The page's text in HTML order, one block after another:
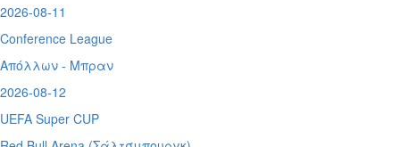
2026-08-11
Conference League
Απόλλων - Μπραν
2026-08-12
UEFA Super CUP